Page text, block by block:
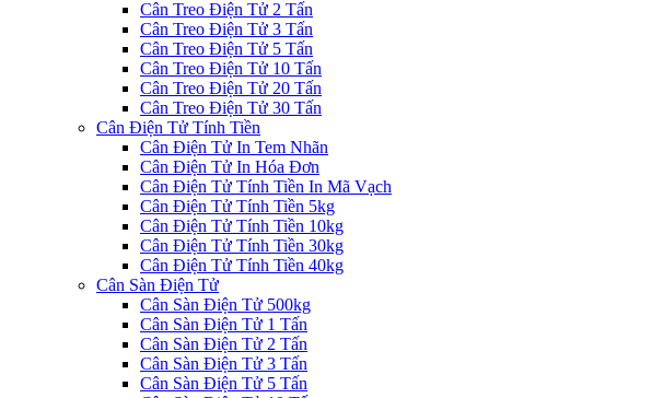
Cân Treo Điện Tử 2 Tấn
Cân Treo Điện Tử 3 Tấn
Cân Treo Điện Tử 5 Tấn
Cân Treo Điện Tử 10 Tấn
Cân Treo Điện Tử 20 Tấn
Cân Treo Điện Tử 30 Tấn
Cân Điện Tử Tính Tiền
Cân Điện Tử In Tem Nhãn
Cân Điện Tử In Hóa Đơn
Cân Điện Tử Tính Tiền In Mã Vạch
Cân Điện Tử Tính Tiền 5kg
Cân Điện Tử Tính Tiền 10kg
Cân Điện Tử Tính Tiền 30kg
Cân Điện Tử Tính Tiền 40kg
Cân Sàn Điện Tử
Cân Sàn Điện Tử 500kg
Cân Sàn Điện Tử 1 Tấn
Cân Sàn Điện Tử 2 Tấn
Cân Sàn Điện Tử 3 Tấn
Cân Sàn Điện Tử 5 Tấn